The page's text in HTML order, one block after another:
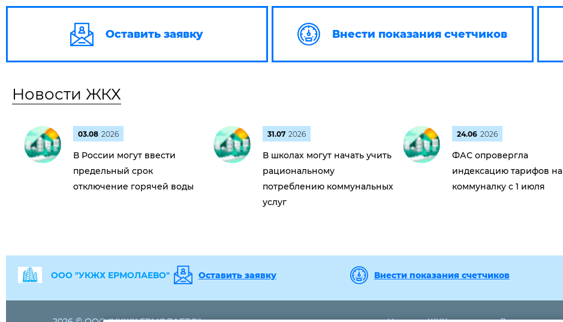
Оставить заявку Внести показания счетчиков
Новости ЖКХ
03.08 2026
В России могут ввести
предельный срок
отключение горячей воды
31.07 2026
В школах могут начать учить
рациональному
потреблению коммунальных
услуг
24.06 2026
ФАС опровергла
индексацию тарифов на
коммуналку с 1 июля
ООО "УКЖХ ЕРМОЛАЕВО" Оставить заявку Внести показания счетчиков